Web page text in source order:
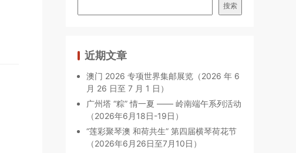
搜索
近期文章
澳门 2026 专项世界集邮展览（2026 年 6
月 26 日至 7 月 1 日）
广州塔 “粽” 情一夏 —— 岭南端午系列活动
（2026年6月18日-19日）
“莲彩聚琴澳 和荷共生” 第四届横琴荷花节
（2026年6月26日至7月10日）